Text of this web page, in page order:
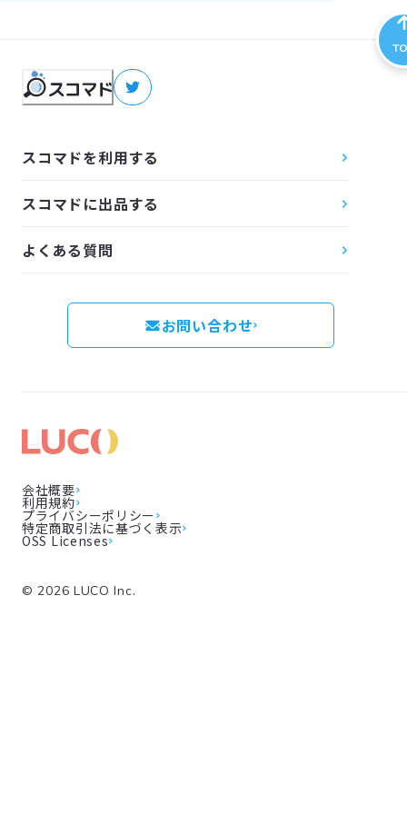
スコマドを利用する
スコマドに出品する
よくある質問
お問い合わせ
会社概要
利用規約
プライバシーポリシー
特定商取引法に基づく表示
OSS Licenses
© 2026 LUCO Inc.